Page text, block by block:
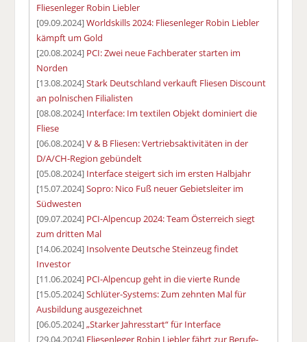
Fliesenleger Robin Liebler
[09.09.2024]Worldskills 2024: Fliesenleger Robin Liebler
kämpft um Gold
[20.08.2024] PCI: Zwei neue Fachberater starten im
Norden
[13.08.2024]Stark Deutschland verkauft Fliesen Discount
an polnischen Filialisten
[08.08.2024] Interface: Im textilen Objekt dominiert die
Fliese
[06.08.2024]V & B Fliesen: Vertriebsaktivitäten in der
D/A/CH-Region gebündelt
[05.08.2024] Interface steigert sich im ersten Halbjahr
[15.07.2024]Sopro: Nico Fuß neuer Gebietsleiter im
Südwesten
[09.07.2024] PCI-Alpencup 2024: Team Österreich siegt
zum dritten Mal
[14.06.2024] Insolvente Deutsche Steinzeug findet
Investor
[11.06.2024] PCI-Alpencup geht in die vierte Runde
[15.05.2024]Schlüter-Systems: Zum zehnten Mal für
Ausbildung ausgezeichnet
[06.05.2024]„Starker Jahresstart“ für Interface
[29.04.2024] Fliesenleger Robin Liebler fährt zur Berufe-